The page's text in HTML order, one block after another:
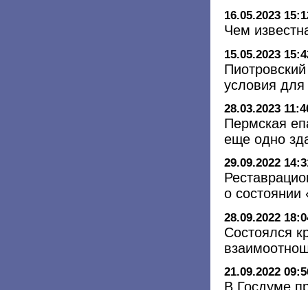
16.05.2023
Чем
15.05.2023
условия для
28.03.2023
Пермская
еще одно
29.09.2022
о
28.09.2022
Состоялся
21.09.2022
В Госдуме